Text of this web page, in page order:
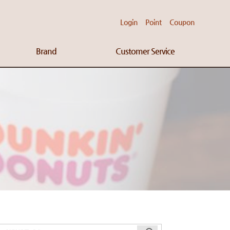
Login Point Coupon
Brand Customer Service